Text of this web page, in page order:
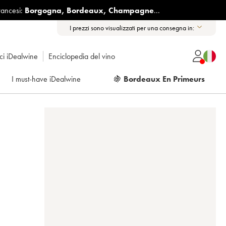
Borgogna, Bordeaux, Champagne...
I prezzi sono visualizzati per una consegna in:
iDealwine Enciclopedia del vino
I must-have iDealwine 🍇 Bordeaux En Primeurs